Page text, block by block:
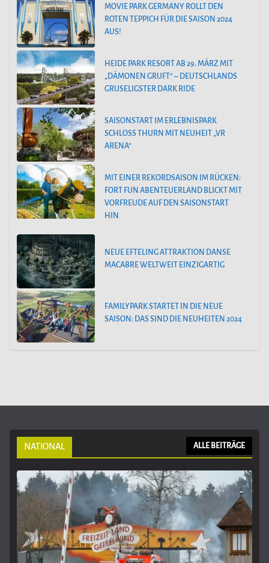
MOVIE PARK GERMANY ROLLT DEN
ROTEN TEPPICH FÜR DIE SAISON 2024
AUS!
HEIDE PARK RESORT AB 29. MÄRZ MIT
„DÄMONEN GRUFT“ – DEUTSCHLANDS
GRUSELIGSTER DARK RIDE
SAISONSTART IM ERLEBNISPARK
SCHLOSS THURN MIT NEUHEIT „VR
ARENA“
MIT EINER REKORDSAISON IM RÜCKEN:
FORT FUN ABENTEUERLAND BLICKT MIT
VORFREUDE AUF DEN SAISONSTART
HIN
NEUE EFTELING ATTRAKTION DANSE
MACABRE WELTWEIT EINZIGARTIG
FAMILYPARK STARTET IN DIE NEUE
SAISON: DAS SIND DIE NEUHEITEN 2024
NATIONAL ALLE BEITRÄGE